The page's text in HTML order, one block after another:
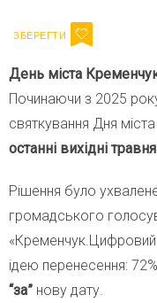
День міста
Починаючи з 2025
святкування Дня
останні вихідні травня
Рішення було ухвалене
громадського
ідею перенесення:
“за” нову дату.